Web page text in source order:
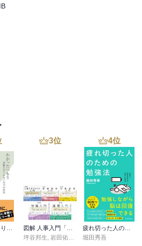
だしいむだのなかに、たまさか鉱脈に行き
文字で説明しない、言葉で説明しないとい
ていることを聞いて、ほんとうにこの学生
いないか、そういうことをチェックし、修
と、知識というのはすぐれて個別的なも
ｚ、いままでの人がどうやって研究してき
言葉にどのようなバックグラウンドがある
けでも身につくけれども、方法を身につけ
大乗的な先生がいてくだすって、誤たたな
た。
3位
坪谷邦生 ,岩田佑介 古茶宏志,秋山絋樹
4位
疲れ切った人のための勉強法
堀田秀吾